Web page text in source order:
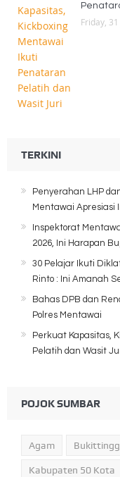
Friday,
TERKINI
Penyerahan LHP
Mentawai Apresiasi
Inspektorat
2026, Ini Harapan
30 Pelajar Ikuti
Rinto : Ini Amanah
Bahas DPB dan
Polres Mentawai
Perkuat Kapasitas,
Pelatih dan Wasit
POJOK SUMBAR
Agam
Kabupaten 50 Kota